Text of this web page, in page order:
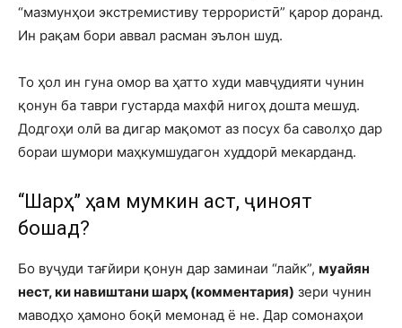
“мазмунҳои экстремистиву террористӣ” қарор доранд.
Ин рақам бори аввал расман эълон шуд.
То ҳол ин гуна омор ва ҳатто худи мавҷудияти чунин
қонун ба таври густарда махфӣ нигоҳ дошта мешуд.
Додгоҳи олӣ ва дигар мақомот аз посух ба саволҳо дар
бораи шумори маҳкумшудагон худдорӣ мекарданд.
“Шарҳ” ҳам мумкин аст, ҷиноят
бошад?
Бо вуҷуди тағйири қонун дар заминаи “лайк”, муайян
нест, ки навиштани шарҳ (комментария) зери чунин
маводҳо ҳамоно боқӣ мемонад ё не. Дар сомонаҳои